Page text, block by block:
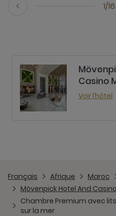
1/16
Casino
Voir l’hôtel
Français Afrique Maroc
Mövenpick Hotel And
Chambre Premium avec
sur la mer